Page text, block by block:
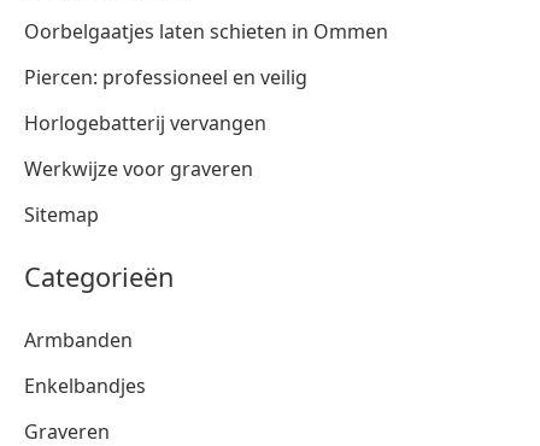
Oorbelgaatjes laten schieten in Ommen
Piercen: professioneel en veilig
Horlogebatterij vervangen
Werkwijze voor graveren
Sitemap
Categorieën
Armbanden
Enkelbandjes
Graveren